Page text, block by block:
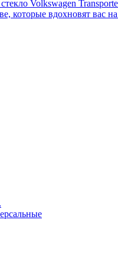
Volkswagen
которые вдохновят вас